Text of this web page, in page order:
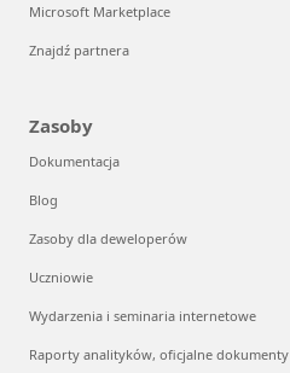
Microsoft Marketplace
Znajdź partnera
Zasoby
Dokumentacja
Blog
Zasoby dla deweloperów
Uczniowie
Wydarzenia i seminaria internetowe
Raporty analityków, oficjalne